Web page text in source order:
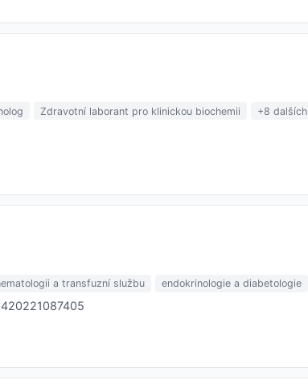
Zdravotní laborant pro klinickou biochemii +8 dalších
a transfuzní službu endokrinologie a diabetologie